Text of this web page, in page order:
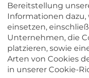
Bereitstellung
Informationen dazu,
einsetzen,
Unternehmen, die
platzieren, sowie
Arten von Cookies
in unserer Cookie-